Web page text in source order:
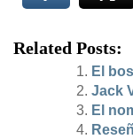
Related Posts:
El
Jack
El